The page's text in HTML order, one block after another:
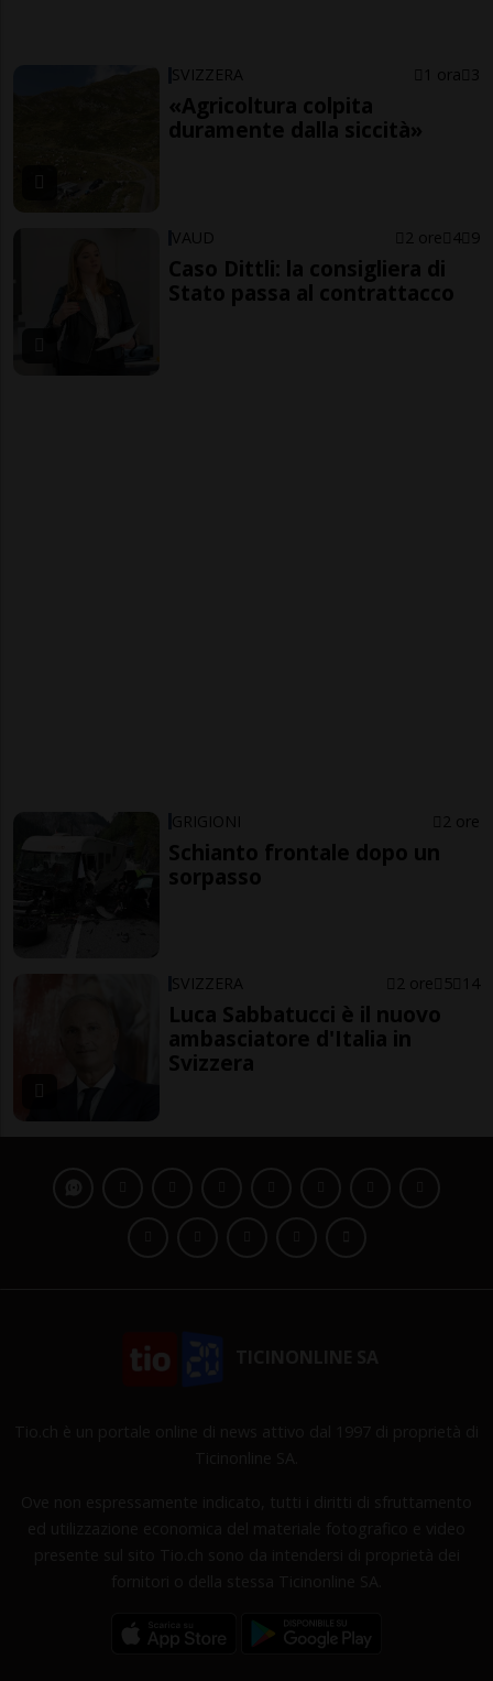
SVIZZERA 1 ora 3
«Agricoltura colpita
duramente dalla siccità»
VAUD 2 ore 4 9
Caso Dittli: la consigliera di
Stato passa al contrattacco
GRIGIONI 2 ore
Schianto frontale dopo un
sorpasso
SVIZZERA 2 ore 5 14
Luca Sabbatucci è il nuovo
ambasciatore d'Italia in
Svizzera